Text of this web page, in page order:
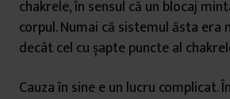
chakrele, în sensul că un blocaj
corpul. Numai că sistemul ăsta era
decât cel cu șapte puncte al
Cauza în sine e un lucru complicat.